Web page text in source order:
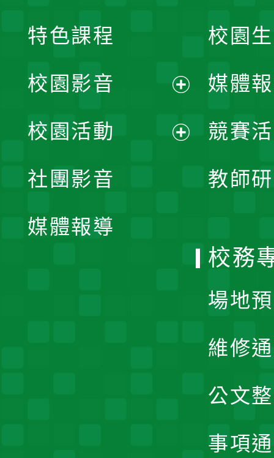
校園
媒體
競賽
教師
特色課程
校園影音
開
校園活動
社團影音
媒體報導
校務
場地
維修
公文
事項